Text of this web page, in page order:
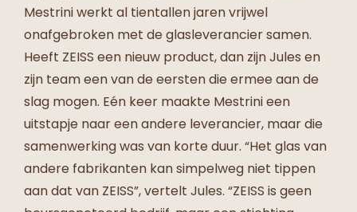
Mestrini werkt al tientallen jaren vrijwel
onafgebroken met de glasleverancier samen.
Heeft ZEISS een nieuw product, dan zijn Jules en
zijn team een van de eersten die ermee aan de
slag mogen. Eén keer maakte Mestrini een
uitstapje naar een andere leverancier, maar die
samenwerking was van korte duur. “Het glas van
andere fabrikanten kan simpelweg niet tippen
aan dat van ZEISS”, vertelt Jules. “ZEISS is geen